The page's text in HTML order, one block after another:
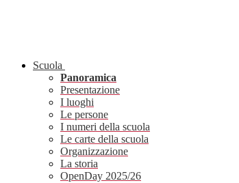
Scuola
Panoramica
Presentazione
I luoghi
Le persone
I numeri della scuola
Le carte della scuola
Organizzazione
La storia
OpenDay 2025/26